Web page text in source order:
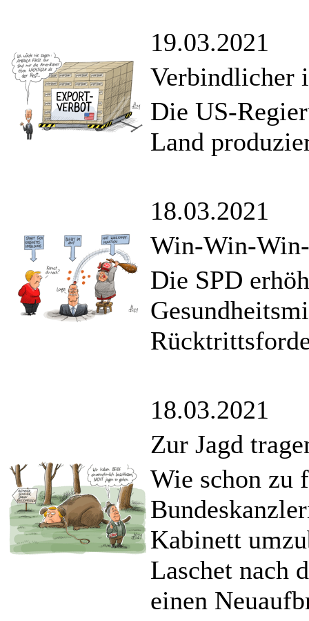
19.03.2021
Verbindlicher
Die US-
Land
18.03.2021
Win-Win-
Die SPD
18.03.2021
Zur Jagd
Wie schon zu
Kabinett
Laschet nach
einen